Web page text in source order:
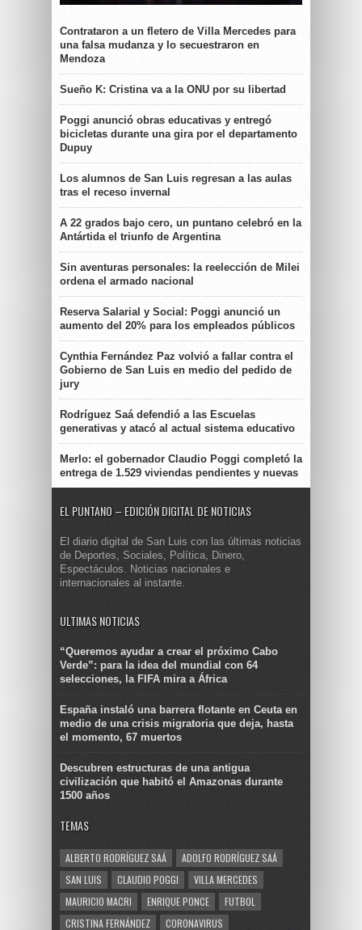
Contrataron a un fletero de Villa Mercedes para
una falsa mudanza y lo secuestraron en
Mendoza
Sueño K: Cristina va a la ONU por su libertad
Poggi anunció obras educativas y entregó
bicicletas durante una gira por el departamento
Dupuy
Los alumnos de San Luis regresan a las aulas
tras el receso invernal
A 22 grados bajo cero, un puntano celebró en la
Antártida el triunfo de Argentina
Sin aventuras personales: la reelección de Milei
ordena el armado nacional
Reserva Salarial y Social: Poggi anunció un
aumento del 20% para los empleados públicos
Cynthia Fernández Paz volvió a fallar contra el
Gobierno de San Luis en medio del pedido de
jury
Rodríguez Saá defendió a las Escuelas
generativas y atacó al actual sistema educativo
Merlo: el gobernador Claudio Poggi completó la
entrega de 1.529 viviendas pendientes y nuevas
EL PUNTANO – EDICIÓN DIGITAL DE NOTICIAS
El diario digital de San Luis con las últimas noticias
de Deportes, Sociales, Política, Dinero,
Espectáculos. Noticias nacionales e
internacionales al instante.
ULTIMAS NOTICIAS
“Queremos ayudar a crear el próximo Cabo
Verde”: para la idea del mundial con 64
selecciones, la FIFA mira a África
España instaló una barrera flotante en Ceuta en
medio de una crisis migratoria que deja, hasta
el momento, 67 muertos
Descubren estructuras de una antigua
civilización que habitó el Amazonas durante
1500 años
TEMAS
ALBERTO RODRÍGUEZ SAÁ
ADOLFO RODRÍGUEZ SAÁ
SAN LUIS
CLAUDIO POGGI
VILLA MERCEDES
MAURICIO MACRI
ENRIQUE PONCE
FUTBOL
CRISTINA FERNÁNDEZ
CORONAVIRUS